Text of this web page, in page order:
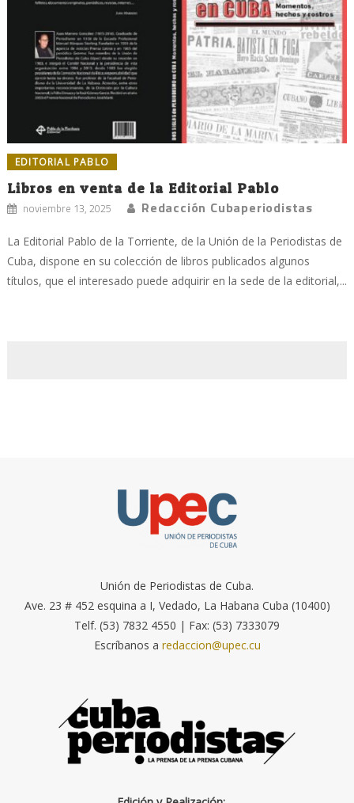
EDITORIAL PABLO
Libros en venta de la Editorial Pablo
noviembre 13, 2025 Redacción Cubaperiodistas
La Editorial Pablo de la Torriente, de la Unión de la Periodistas de
Cuba, dispone en su colección de libros publicados algunos
títulos, que el interesado puede adquirir en la sede de la editorial,...
Unión de Periodistas de Cuba.
Ave. 23 # 452 esquina a I, Vedado, La Habana Cuba (10400)
Telf. (53) 7832 4550 | Fax: (53) 7333079
Escríbanos a redaccion@upec.cu